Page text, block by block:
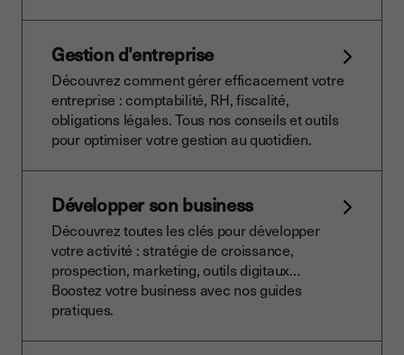
Gestion d'entreprise
Découvrez comment gérer efficacement votre
entreprise : comptabilité, RH, fiscalité,
obligations légales. Tous nos conseils et outils
pour optimiser votre gestion au quotidien.
Développer son business
Découvrez toutes les clés pour développer
votre activité : stratégie de croissance,
prospection, marketing, outils digitaux…
Boostez votre business avec nos guides
pratiques.